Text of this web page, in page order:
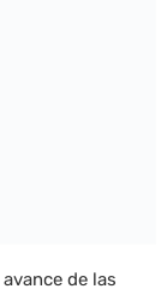
de las